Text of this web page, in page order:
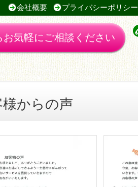
会社概要 プライバシーポリシー
お気軽にご相談ください
様からの声